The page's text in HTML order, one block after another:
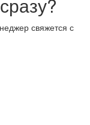
свяжется с